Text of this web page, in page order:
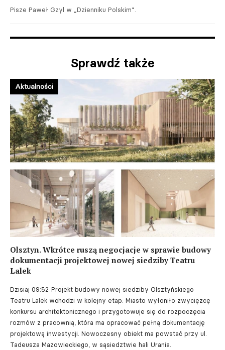
Pisze Paweł Gzyl w „Dzienniku Polskim”.
Sprawdź także
Olsztyn. Wkrótce ruszą negocjacje w sprawie budowy
dokumentacji projektowej nowej siedziby Teatru
Lalek
Dzisiaj 09:52 Projekt budowy nowej siedziby Olsztyńskiego
Teatru Lalek wchodzi w kolejny etap. Miasto wyłoniło zwycięzcę
konkursu architektonicznego i przygotowuje się do rozpoczęcia
rozmów z pracownią, która ma opracować pełną dokumentację
projektową inwestycji. Nowoczesny obiekt ma powstać przy ul.
Tadeusza Mazowieckiego, w sąsiedztwie hali Urania.
Aktualności